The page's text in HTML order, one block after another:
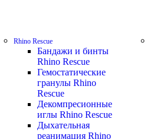
Rhino Rescue
Бандажи и бинты
Rhino Rescue
Гемостатические
гранулы Rhino
Rescue
Декомпресионные
иглы Rhino Rescue
Дыхательная
реанимация Rhino